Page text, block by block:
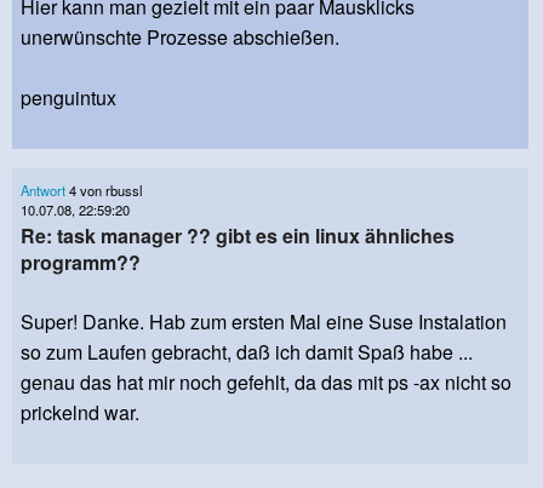
Hier kann man gezielt mit ein paar Mausklicks
unerwünschte Prozesse abschießen.
penguintux
Antwort4 von rbussl
10.07.08, 22:59:20
Re: task manager ?? gibt es ein linux ähnliches
programm??
Super! Danke. Hab zum ersten Mal eine Suse Instalation
so zum Laufen gebracht, daß ich damit Spaß habe ...
genau das hat mir noch gefehlt, da das mit ps -ax nicht so
prickelnd war.